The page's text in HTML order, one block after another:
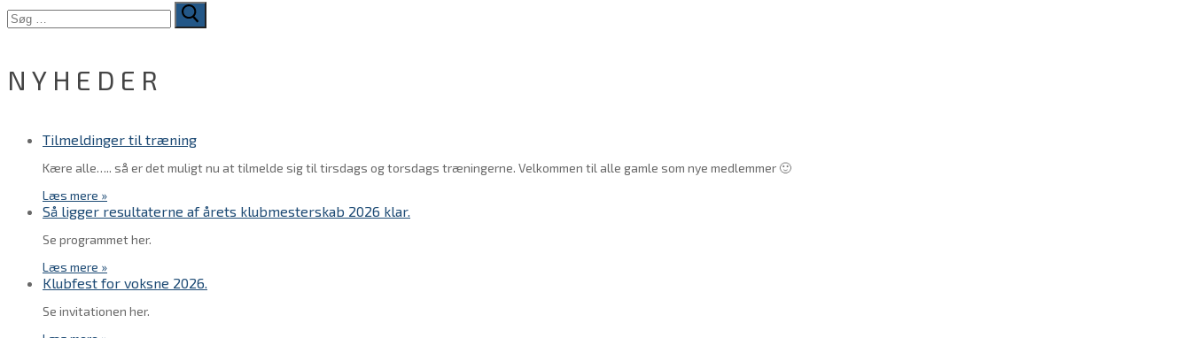
Søg
efter:
NYHEDER
Tilmeldinger til træning
Kære alle….. så er det muligt nu at tilmelde sig til tirsdags og torsdags træningerne. Velkommen til alle gamle som nye medlemmer 🙂
Læs mere »
Så ligger resultaterne af årets klubmesterskab 2026 klar.
Se programmet her.
Læs mere »
Klubfest for voksne 2026.
Se invitationen her.